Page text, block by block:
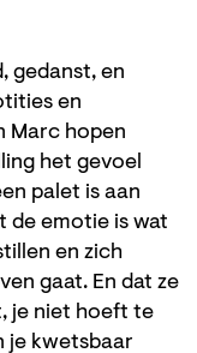
gedanst, en
en
Marc hopen
het gevoel
palet is aan
de emotie is wat
en zich
gaat. En dat ze
je niet hoeft te
je kwetsbaar